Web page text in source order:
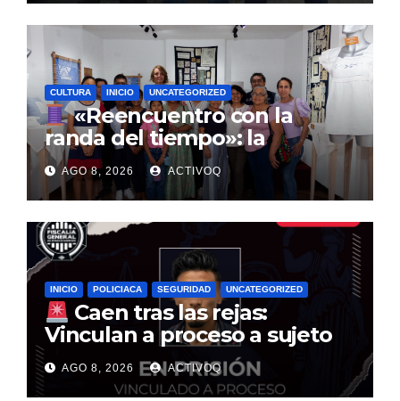
CULTURA INICIO UNCATEGORIZED
«Reencuentro con la
randa del tiempo»: la
tradición textil que entrelaza
la historia de la Sierra Gorda
AGO 8, 2026 ACTIVOQ
INICIO POLICIACA SEGURIDAD UNCATEGORIZED
Caen tras las rejas:
Vinculan a proceso a sujeto
por multimillonario atraco en
Santa Rosa Jáuregui
AGO 8, 2026 ACTIVOQ